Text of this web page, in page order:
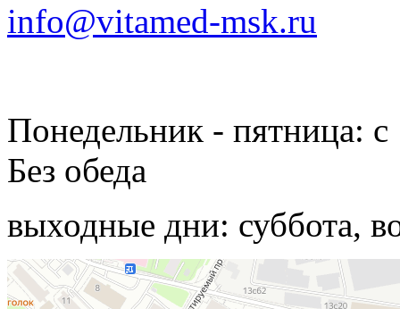
info@vitamed-msk.ru
Понедельник - пятница:
Без обеда
выходные дни: суббота,